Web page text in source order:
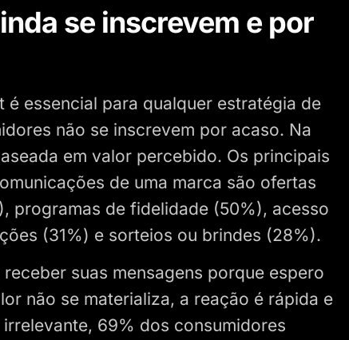
se inscrevem e por
essencial para qualquer estratégia de
não se inscrevem por acaso. Na
em valor percebido. Os principais
de uma marca são ofertas
programas de fidelidade (50%), acesso
(31%) e sorteios ou brindes (28%).
suas mensagens porque espero
não se materializa, a reação é rápida e
69% dos consumidores